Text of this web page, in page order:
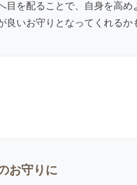
目を配ることで、自身を高め
良いお守りとなってくれるか
お守りに